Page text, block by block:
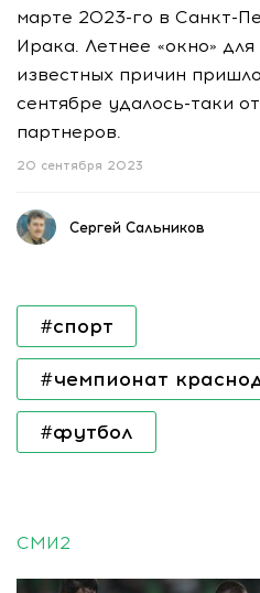
марте 2023-го в Санкт-
Ирака. Летнее «окно»
известных причин
сентябре удалось-таки
партнеров.
20 сентября 2023
Сергей Сальников
#спорт
#чемпионат
#футбол
СМИ2